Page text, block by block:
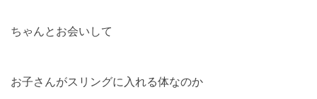
ちゃんとお会いして
お子さんがスリングに入れる体なのか